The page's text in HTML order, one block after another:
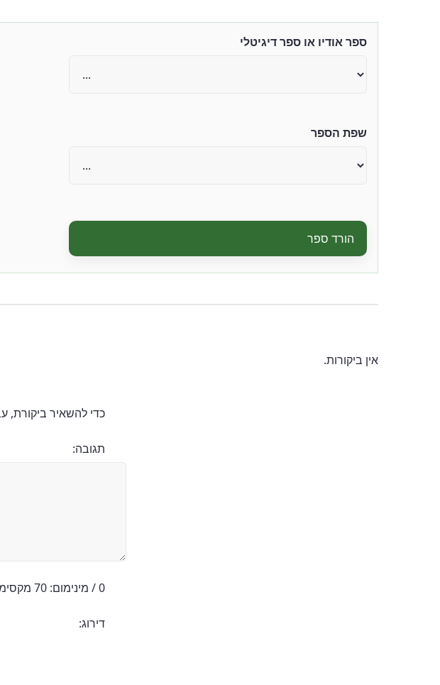
ספר אודיו או ספר דיגיטלי
שפת הספר
הורד ספר
אין ביקורות.
כדי להשאיר ביקורת,
תגובה:
0 / מינימום: 70 מקסימום: 200 תווים
דירוג: